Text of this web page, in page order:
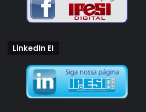
*Jeferson Propheta é country
LinkedIn EI